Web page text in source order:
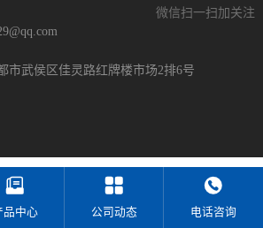
微信扫一扫加关注
市武侯区佳灵路红牌楼市场2排6号
品中心 公司动态 电话咨询